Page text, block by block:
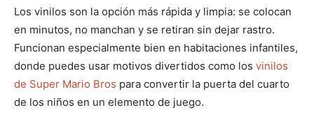
Los vinilos son la opción más rápida y limpia: se colocan
en minutos, no manchan y se retiran sin dejar rastro.
Funcionan especialmente bien en habitaciones infantiles,
donde puedes usar motivos divertidos como los vinilos
de Super Mario Bros para convertir la puerta del cuarto
de los niños en un elemento de juego.